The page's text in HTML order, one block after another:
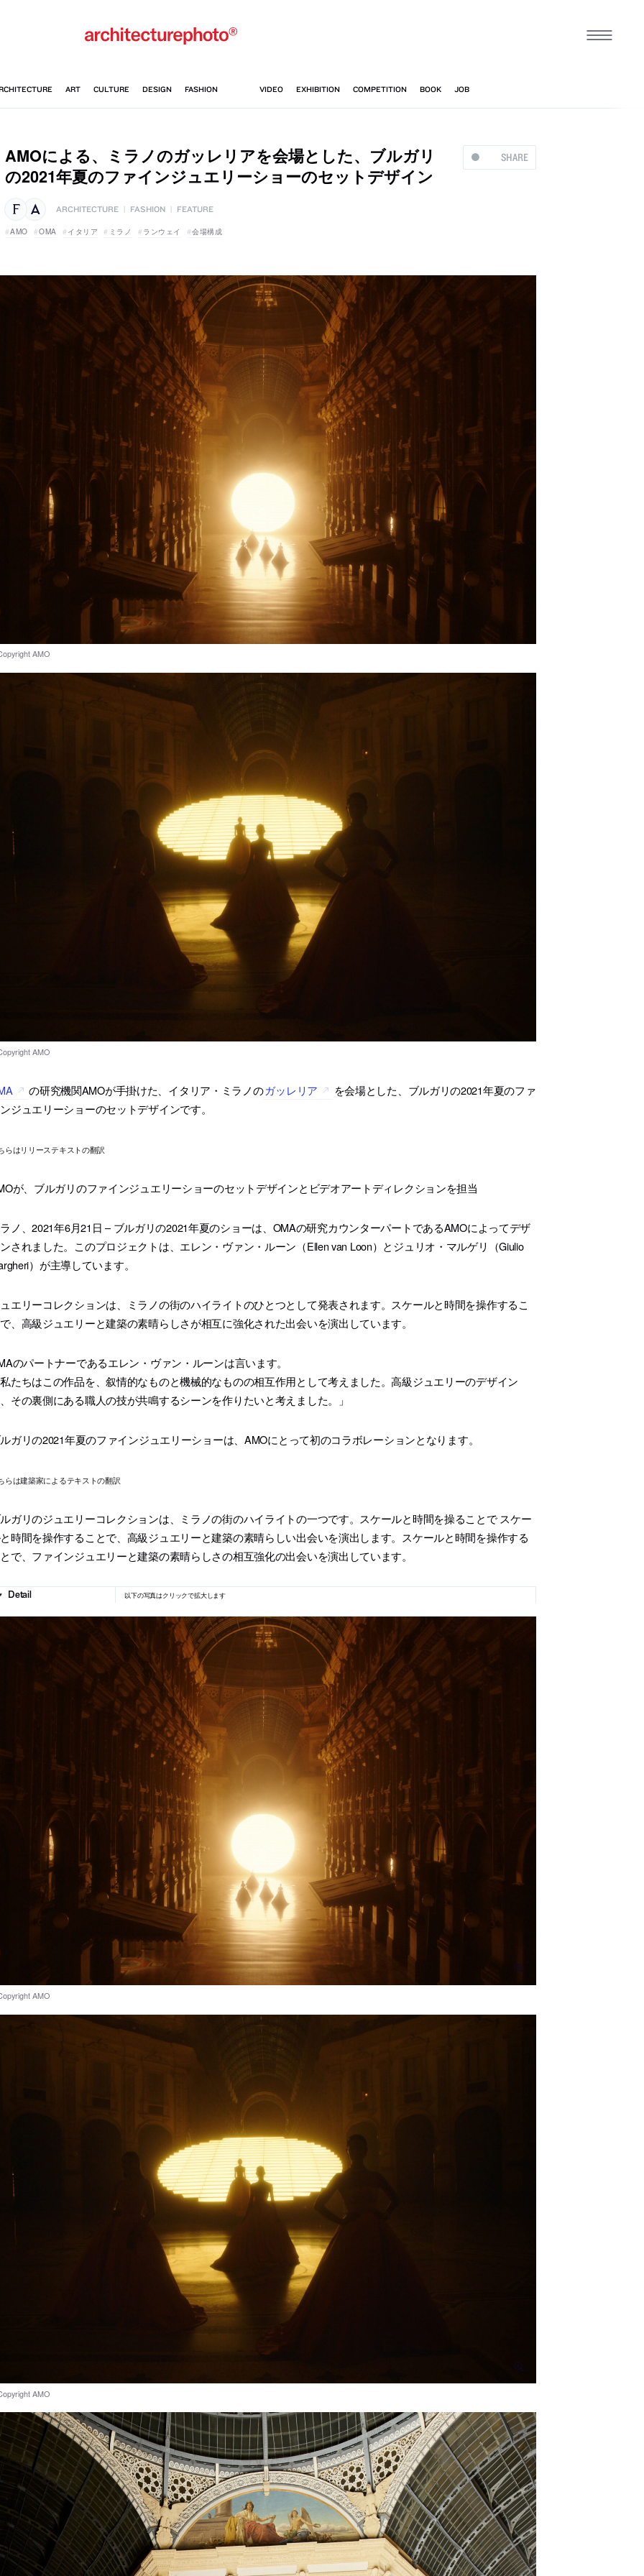
SHARE
AMOによる、ミラノのガッレリアを会場とした、ブルガリ
の2021年夏のファインジュエリーショーのセットデザイン
ARCHITECTURE FASHION FEATURE
AMO OMA イタリア ミラノ ランウェイ 会場構成
の研究機関AMOが手掛けた、イタリア・ミラノのガッレリア
を会場とした、ブルガリの2021年夏のファ
ジュエリーショーのセットデザインです。
らはリリーステキストの翻訳
が、ブルガリのファインジュエリーショーのセットデザインとビデオアートディレクションを担当
ノ、2021年6月21日 – ブルガリの2021年夏のショーは、OMAの研究カウンターパートであるAMOによってデザ
されました。このプロジェクトは、エレン・ヴァン・ルーン（Ellen van Loon）とジュリオ・マルゲリ（Giulio
）が主導しています。
エリーコレクションは、ミラノの街のハイライトのひとつとして発表されます。スケールと時間を操作するこ
、高級ジュエリーと建築の素晴らしさが相互に強化された出会いを演出しています。
のパートナーであるエレン・ヴァン・ルーンは言います。
私たちはこの作品を、叙情的なものと機械的なものの相互作用として考えました。高級ジュエリーのデザイン
その裏側にある職人の技が共鳴するシーンを作りたいと考えました。」
ガリの2021年夏のファインジュエリーショーは、AMOにとって初のコラボレーションとなります。
らは建築家によるテキストの翻訳
ガリのジュエリーコレクションは、ミラノの街のハイライトの一つです。スケールと時間を操ることで スケー
時間を操作することで、高級ジュエリーと建築の素晴らしい出会いを演出します。スケールと時間を操作する
で、ファインジュエリーと建築の素晴らしさの相互強化の出会いを演出しています。
以下の写真はクリックで拡大します